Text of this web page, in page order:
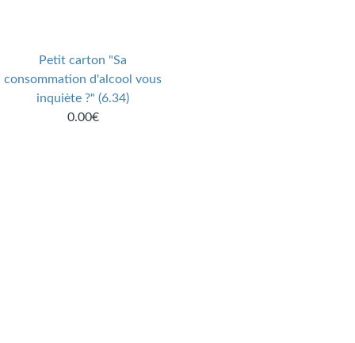
Petit carton "Sa
consommation d'alcool vous
inquiète ?" (6.34)
0.00€